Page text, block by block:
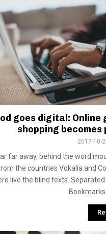
goes digital: Online
shopping becomes
2017-10-
far away, behind the word
the countries Vokalia and
live the blind texts. Separated